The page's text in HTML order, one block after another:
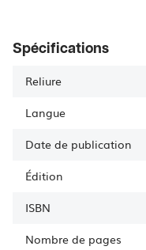
Spécifications
Reliure
Langue
Date de publication
Édition
ISBN
Nombre de pages